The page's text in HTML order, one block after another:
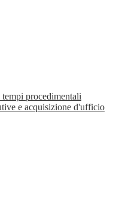
procedimentali
e acquisizione d'ufficio